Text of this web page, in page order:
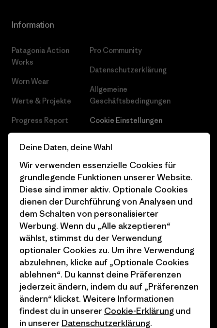
Information
Patagonia Action
Works
Worn Wear
Werte & Projekte
Progress Report
1% For The Planet
Wie wir finanzieren
Geschenkgutscheine
Stores in deiner Nähe
Pro Community
Datenschutzerklärung
Allgemeine
Geschäftsbedingungen
Cookie Einstellungen
Industry program
Affiliate-Programm
Patagonia Schweiz
Seitenverzeichnis
© 2026 Patagonia, Inc. All Rights Reserved.
Deine Daten, deine Wahl
Wir verwenden essenzielle Cookies für
grundlegende Funktionen unserer Website.
Diese sind immer aktiv. Optionale Cookies
dienen der Durchführung von Analysen und
dem Schalten von personalisierter
Werbung. Wenn du „Alle akzeptieren“
wählst, stimmst du der Verwendung
optionaler Cookies zu. Um ihre Verwendung
abzulehnen, klicke auf „Optionale Cookies
ablehnen“. Du kannst deine Präferenzen
jederzeit ändern, indem du auf „Präferenzen
ändern“ klickst. Weitere Informationen
findest du in unserer Cookie-Erklärung und
in unserer Datenschutzerklärung.